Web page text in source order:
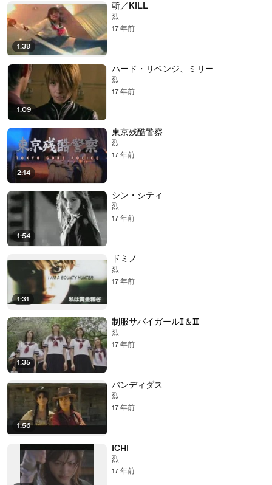
1:38
斬／KILL
烈
17 年前
1:09
ハード・リベンジ、ミリー
烈
17 年前
2:14
東京残酷警察
烈
17 年前
1:54
シン・シティ
烈
17 年前
1:31
ドミノ
烈
17 年前
1:35
制服サバイガールⅠ＆Ⅱ
烈
17 年前
1:56
バンディダス
烈
17 年前
ICHI
烈
17 年前